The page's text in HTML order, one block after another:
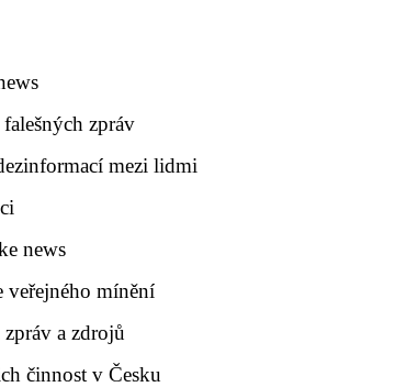
zpráv
mezi lidmi
news
veřejného mínění
a zdrojů
činnost v Česku